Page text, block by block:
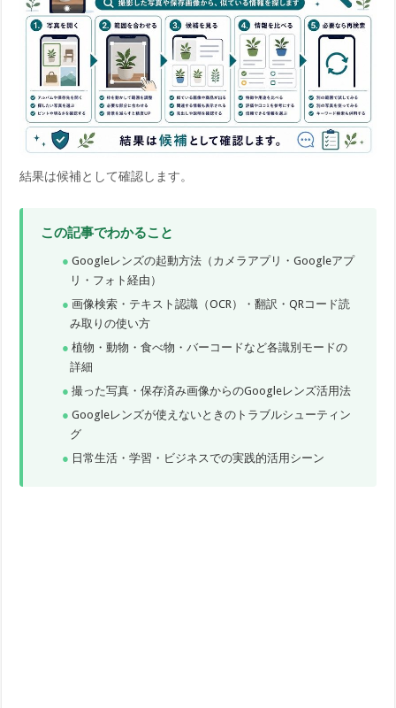
結果は候補として確認します。
この記事でわかること
Googleレンズの起動方法（カメラアプリ・Googleアプ
リ・フォト経由）
画像検索・テキスト認識（OCR）・翻訳・QRコード読
み取りの使い方
植物・動物・食べ物・バーコードなど各識別モードの
詳細
撮った写真・保存済み画像からのGoogleレンズ活用法
Googleレンズが使えないときのトラブルシューティン
グ
日常生活・学習・ビジネスでの実践的活用シーン